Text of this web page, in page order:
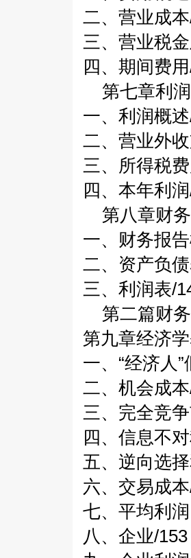
二、营业成
三、营业税
四、期间费
第七章利
一、利润概
二、营业外
三、所得税
四、本年利
第八章财
一、财务报
二、资产负
三、利润表/
第二篇财
第九章经济
一、“经济人
二、机会成
三、完全竞
四、信息不
五、逆向选
六、交易成
七、平均利
八、企业/153